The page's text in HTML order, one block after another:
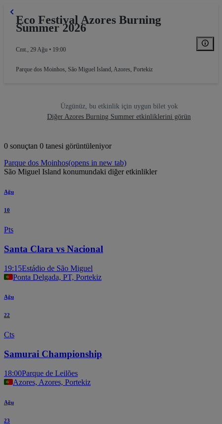
Eco Festival Azores Burning
Summer 2026
Cmt., 29 Ağu • 19:00
Parque dos Moinhos, São Miguel Island, Azores, Portekiz
Üzgünüz, bu etkinlik için uygun bilet yok
Diğer Azores Burning Summer etkinliklerini görün
0 sonuçtan 0 tanesi görüntüleniyor
Parque dos Moinhos(opens in new tab)
São Miguel Island konumundaki diğer etkinlikler
Ağu
10
Pts
Santa Clara vs Nacional
19:15Estádio de São Miguel
Ponta Delgada, PT, Portekiz
Ağu
22
Cts
Samurai Championship
18:00Parque de Leilões
Azores, Azores, Portekiz
Ağu
23